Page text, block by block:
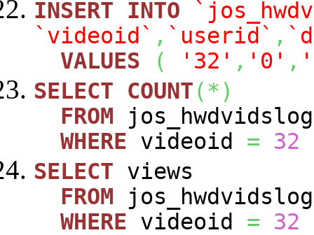
INSERT
INTO
`videoid` , `userid` ,
VALUES
( '32' , '0' ,
SELECT
COUNT(*)
FROM
WHERE videoid =
32
SELECT views
FROM
WHERE videoid =
32